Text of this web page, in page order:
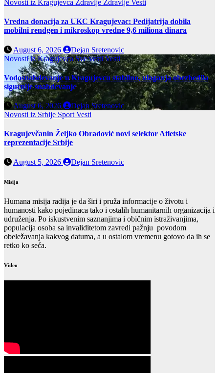
Novosti iz Kragujevca Zdravlje Zdravlje Vesti
Vredna donacija za UKC Kragujevac: Pedijatrija dobila
mobilni rendgen i mikroskop vredne 9,6 miliona dinara
August 6, 2026
Dejan Sretenovic
Novosti iz KragujevcaSve vestiVesti
Vodosnabdevanje u Kragujevcu stabilno, ulaganja obezbedila
sigurnije snabdevanje
August 6, 2026
Dejan Sretenovic
Novosti iz Srbije Sport Vesti
Kragujevčanin Željko Obradović novi selektor Atletske
reprezentacije Srbije
August 5, 2026 Dejan Sretenovic
Misija
Humana misija radija je da širi i pruža informacije o životu i
humanosti kako pojedinaca tako i ostalih humanitarnih organizacija i
udruženja. Po iskustvenim saznanjima i običnim istraživanjima,
populacija osoba sa invaliditetom zavredi pažnju povodom
obeležavanja kakvog datuma, a u ostalom vremenu gotovo da ih se
retko ko seća.
Video